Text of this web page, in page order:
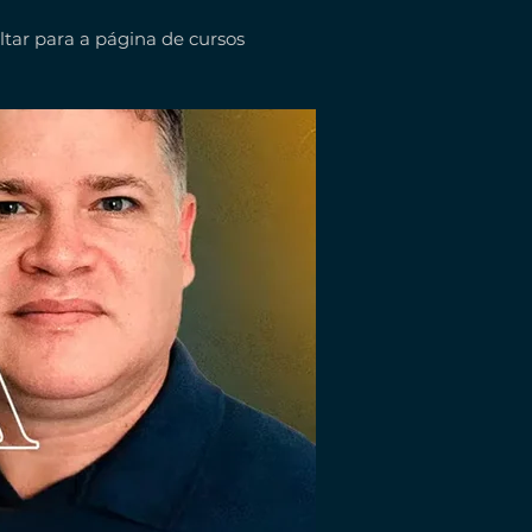
para a página de cursos